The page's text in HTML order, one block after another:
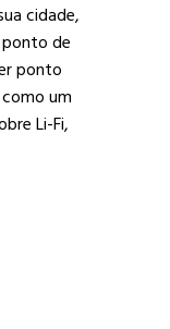
cidade,
de
ponto
um
Li-Fi,